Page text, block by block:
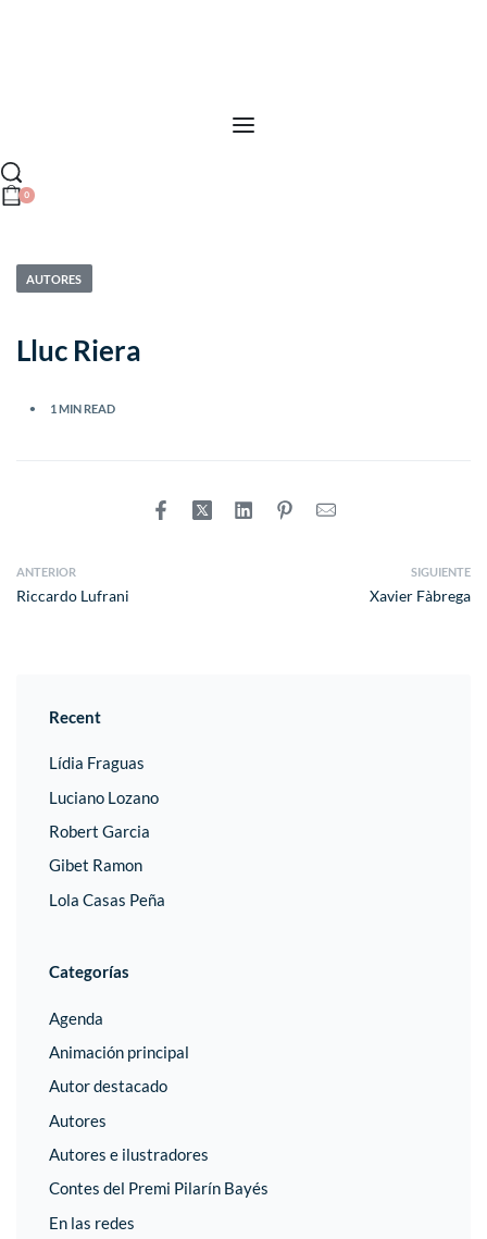
0
AUTORES
Lluc Riera
1 MIN READ
ANTERIOR
Riccardo Lufrani
SIGUIENTE
Xavier Fàbrega
Recent
Lídia Fraguas
Luciano Lozano
Robert Garcia
Gibet Ramon
Lola Casas Peña
Categorías
Agenda
Animación principal
Autor destacado
Autores
Autores e ilustradores
Contes del Premi Pilarín Bayés
En las redes